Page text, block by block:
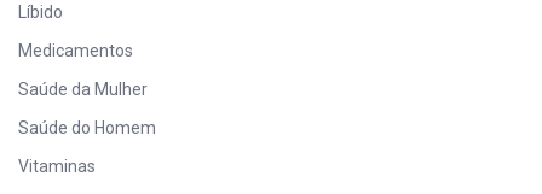
Líbido
Medicamentos
Saúde da Mulher
Saúde do Homem
Vitaminas